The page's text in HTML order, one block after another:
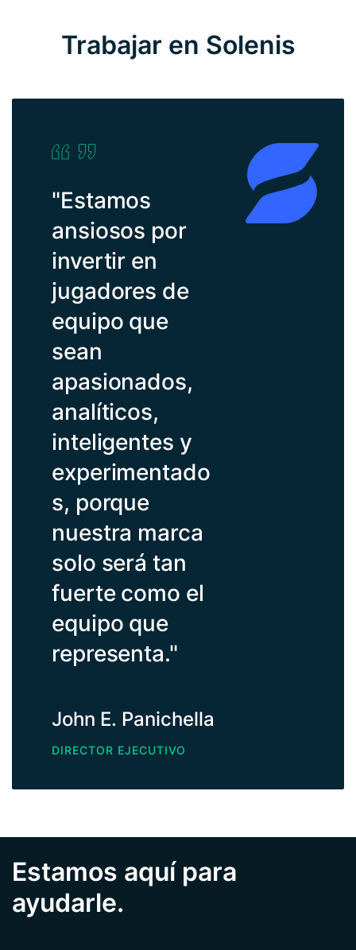
Trabajar en Solenis
"Estamos
ansiosos por
invertir en
jugadores de
equipo que
sean
apasionados,
analíticos,
inteligentes y
experimentado
s, porque
nuestra marca
solo será tan
fuerte como el
equipo que
representa."
John E. Panichella
DIRECTOR EJECUTIVO
Estamos aquí para
ayudarle.